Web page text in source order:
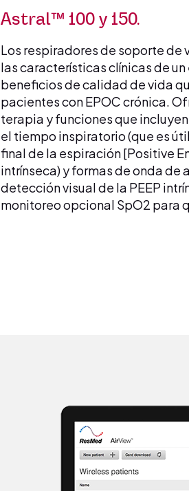
Astral™ 100 y 150.
Los respiradores de soporte
las características clínicas de
beneficios de calidad de vida
pacientes con EPOC crónica.
terapia y funciones que
el tiempo inspiratorio (que es
final de la espiración [Positive
intrínseca) y formas de onda
detección visual de la PEEP
monitoreo opcional SpO2 para